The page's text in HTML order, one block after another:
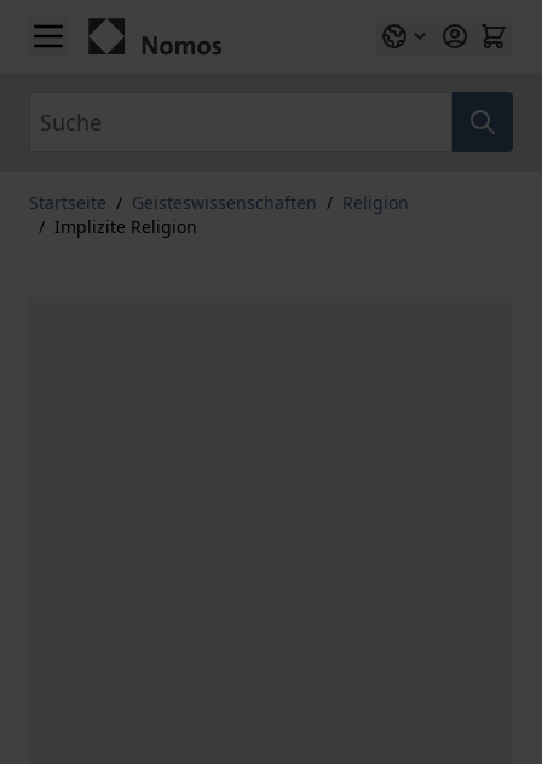
Zum Inhalt springen
Startseite / Geisteswissenschaften / Religion
/ Implizite Religion